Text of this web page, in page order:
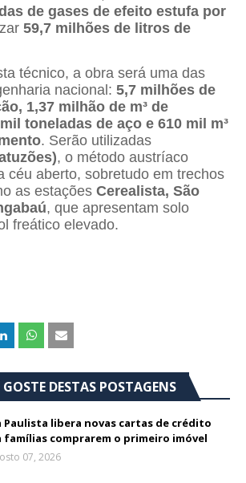
de gases de efeito estufa por
59,7 milhões de litros de
técnico, a obra será uma das
nacional: 5,7 milhões de
1,37 milhão de m³ de
toneladas de aço e 610 mil m³
. Serão utilizadas
, o método austríaco
céu aberto, sobretudo em trechos
as estações Cerealista, São
, que apresentam solo
freático elevado.
DESTAS POSTAGENS
Paulista libera novas cartas de crédito
famílias comprarem o primeiro imóvel
07, 2026